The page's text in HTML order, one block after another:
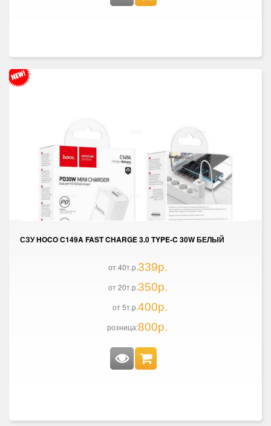
СЗУ HOCO C149A FAST CHARGE 3.0 TYPE-C 30W БЕЛЫЙ
от 40т.р.339р.
от 20т.р.350р.
от 5т.р.400р.
розница:800р.